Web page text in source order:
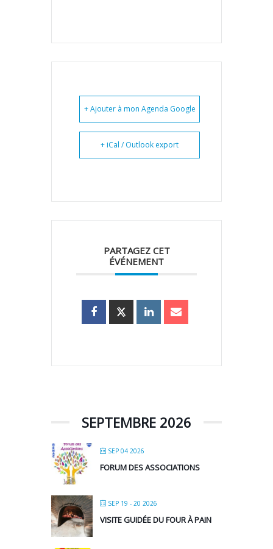
+ Ajouter à mon Agenda Google
+ iCal / Outlook export
PARTAGEZ CET
ÉVÉNEMENT
SEPTEMBRE 2026
SEP 04 2026
FORUM DES ASSOCIATIONS
SEP 19 - 20 2026
VISITE GUIDÉE DU FOUR À PAIN